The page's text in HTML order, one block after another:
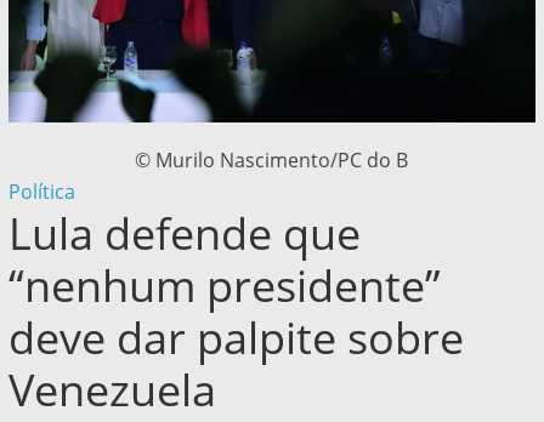
© Murilo Nascimento/PC do B
Política
Lula defende que
“nenhum presidente”
deve dar palpite sobre
Venezuela